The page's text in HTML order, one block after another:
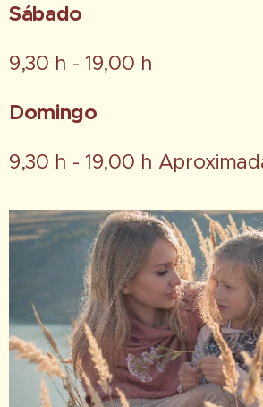
Sábado
9,30 h - 19,00 h
Domingo
9,30 h - 19,00 h